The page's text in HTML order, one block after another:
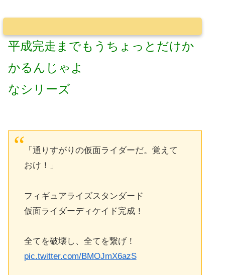
平成完走までもうちょっとだけか
かるんじゃよ
なシリーズ
「通りすがりの仮面ライダーだ。覚えて
おけ！」
フィギュアライズスタンダード
仮面ライダーディケイド完成！
全てを破壊し、全てを繋げ！
pic.twitter.com/BMOJmX6azS